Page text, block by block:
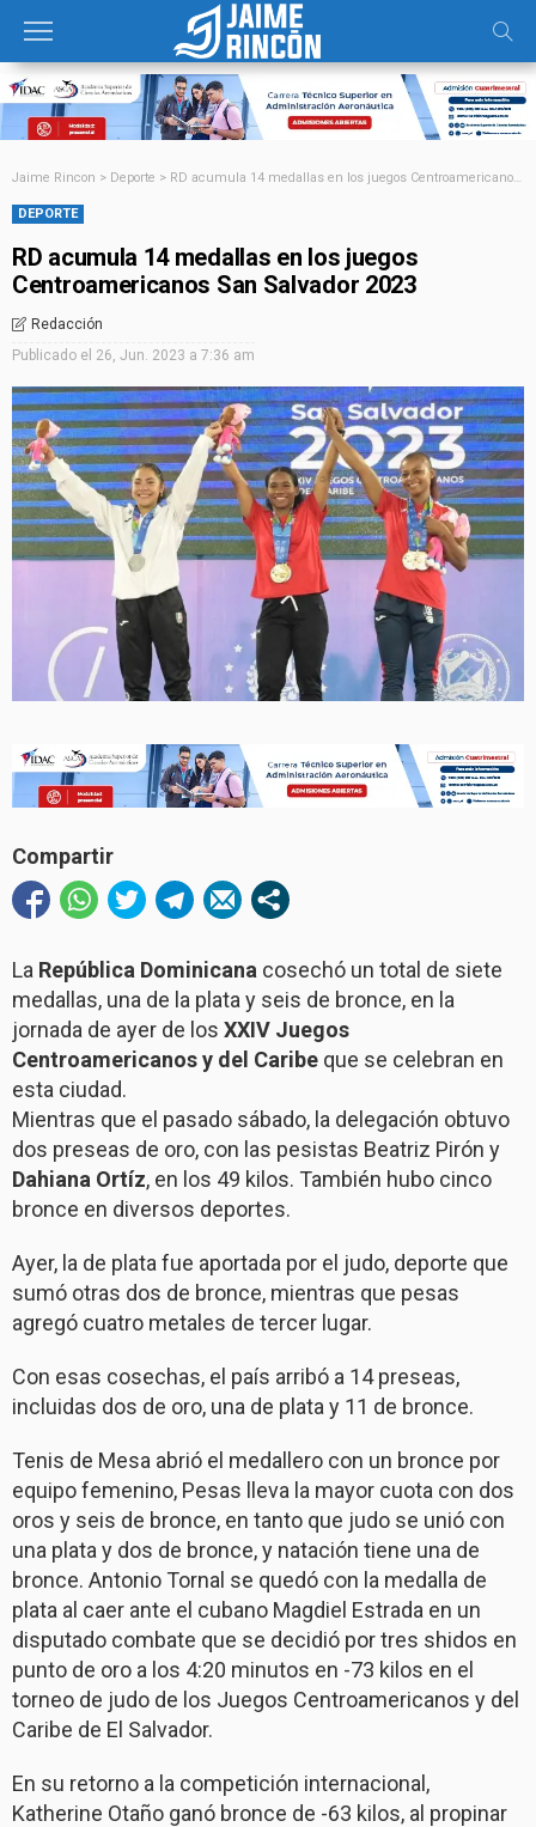
Jaime Rincon > Deporte > RD acumula 14 medallas en los juegos Centroamericanos San Salvador 2023
DEPORTE
RD acumula 14 medallas en los juegos
Centroamericanos San Salvador 2023
Redacción
Publicado el 26, Jun. 2023 a 7:36 am
Compartir
La República Dominicana cosechó un total de siete
medallas, una de la plata y seis de bronce, en la
jornada de ayer de los XXIV Juegos
Centroamericanos y del Caribe que se celebran en
esta ciudad.
Mientras que el pasado sábado, la delegación obtuvo
dos preseas de oro, con las pesistas Beatriz Pirón y
Dahiana Ortíz, en los 49 kilos. También hubo cinco
bronce en diversos deportes.
Ayer, la de plata fue aportada por el judo, deporte que
sumó otras dos de bronce, mientras que pesas
agregó cuatro metales de tercer lugar.
Con esas cosechas, el país arribó a 14 preseas,
incluidas dos de oro, una de plata y 11 de bronce.
Tenis de Mesa abrió el medallero con un bronce por
equipo femenino, Pesas lleva la mayor cuota con dos
oros y seis de bronce, en tanto que judo se unió con
una plata y dos de bronce, y natación tiene una de
bronce. Antonio Tornal se quedó con la medalla de
plata al caer ante el cubano Magdiel Estrada en un
disputado combate que se decidió por tres shidos en
punto de oro a los 4:20 minutos en -73 kilos en el
torneo de judo de los Juegos Centroamericanos y del
Caribe de El Salvador.
En su retorno a la competición internacional,
Katherine Otaño ganó bronce de -63 kilos, al propinar